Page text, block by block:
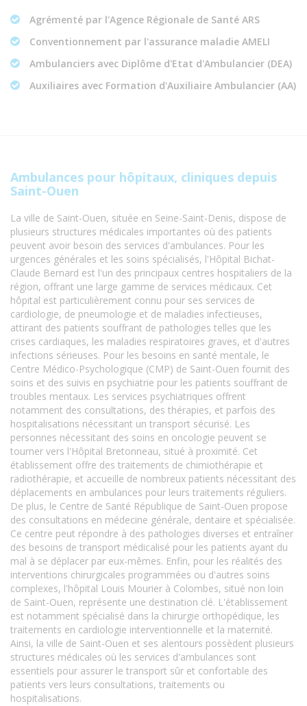
Agrémenté par l'Agence Régionale de Santé ARS
Conventionnement par l'assurance maladie AMELI
Ambulanciers avec Diplôme d'Etat d'Ambulancier (DEA)
Auxiliaires avec Formation d'Auxiliaire Ambulancier (AA)
Ambulances pour hôpitaux, cliniques depuis
Saint-Ouen
La ville de Saint-Ouen, située en Seine-Saint-Denis, dispose de
plusieurs structures médicales importantes où des patients
peuvent avoir besoin des services d'ambulances. Pour les
urgences générales et les soins spécialisés, l'Hôpital Bichat-
Claude Bernard est l'un des principaux centres hospitaliers de la
région, offrant une large gamme de services médicaux. Cet
hôpital est particulièrement connu pour ses services de
cardiologie, de pneumologie et de maladies infectieuses,
attirant des patients souffrant de pathologies telles que les
crises cardiaques, les maladies respiratoires graves, et d'autres
infections sérieuses. Pour les besoins en santé mentale, le
Centre Médico-Psychologique (CMP) de Saint-Ouen fournit des
soins et des suivis en psychiatrie pour les patients souffrant de
troubles mentaux. Les services psychiatriques offrent
notamment des consultations, des thérapies, et parfois des
hospitalisations nécessitant un transport sécurisé. Les
personnes nécessitant des soins en oncologie peuvent se
tourner vers l'Hôpital Bretonneau, situé à proximité. Cet
établissement offre des traitements de chimiothérapie et
radiothérapie, et accueille de nombreux patients nécessitant des
déplacements en ambulances pour leurs traitements réguliers.
De plus, le Centre de Santé République de Saint-Ouen propose
des consultations en médecine générale, dentaire et spécialisée.
Ce centre peut répondre à des pathologies diverses et entraîner
des besoins de transport médicalisé pour les patients ayant du
mal à se déplacer par eux-mêmes. Enfin, pour les réalités des
interventions chirurgicales programmées ou d'autres soins
complexes, l'hôpital Louis Mourier à Colombes, situé non loin
de Saint-Ouen, représente une destination clé. L'établissement
est notamment spécialisé dans la chirurgie orthopédique, les
traitements en cardiologie interventionnelle et la maternité.
Ainsi, la ville de Saint-Ouen et ses alentours possèdent plusieurs
structures médicales où les services d'ambulances sont
essentiels pour assurer le transport sûr et confortable des
patients vers leurs consultations, traitements ou
hospitalisations.